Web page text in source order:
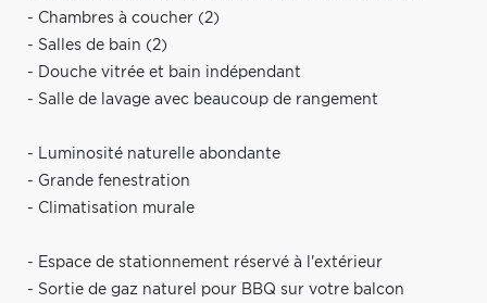
- Chambres à coucher (2)
- Salles de bain (2)
- Douche vitrée et bain indépendant
- Salle de lavage avec beaucoup de rangement
- Luminosité naturelle abondante
- Grande fenestration
- Climatisation murale
- Espace de stationnement réservé à l'extérieur
- Sortie de gaz naturel pour BBQ sur votre balcon